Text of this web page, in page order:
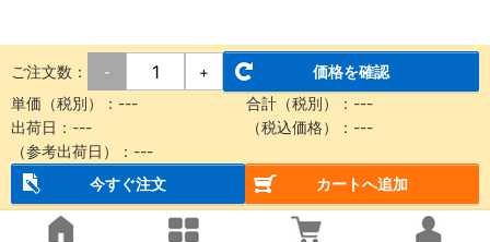
ご注文数： - +
価格を確認
単価（税別）： --- 合計（税別）： ---
出荷日： --- （税込価格）： ---
（参考出荷日）： ---
今すぐ注文
カートへ追加